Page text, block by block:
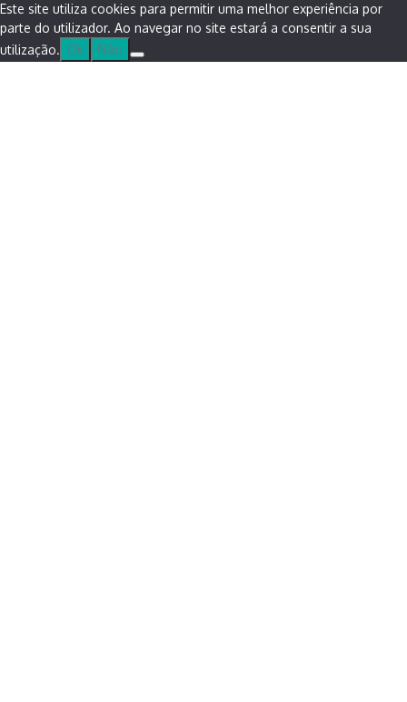
Este site utiliza cookies para permitir uma melhor experiência por
parte do utilizador. Ao navegar no site estará a consentir a sua
utilização. Ok Não